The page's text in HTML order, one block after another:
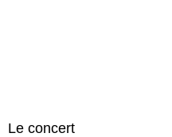
Le concert